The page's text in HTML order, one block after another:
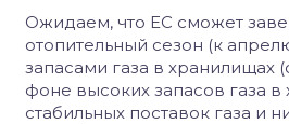
Ожидаем, что ЕС сможет
отопительный сезон (к
запасами газа в хранилищах
фоне высоких запасов газа
стабильных поставок газа и